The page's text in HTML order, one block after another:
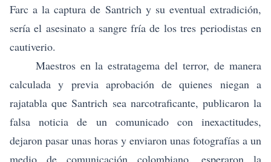
Farc a la captura de Santrich y su eventual extradición,
sería el asesinato a sangre fría de los tres periodistas en
cautiverio.
Maestros en la estratagema del terror, de manera
calculada y previa aprobación de quienes niegan a
rajatabla que Santrich sea narcotraficante, publicaron la
falsa noticia de un comunicado con inexactitudes,
dejaron pasar unas horas y enviaron unas fotografías a un
medio de comunicación colombiano, esperaron la